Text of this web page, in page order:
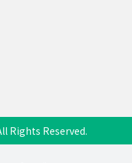
Rights Reserved.